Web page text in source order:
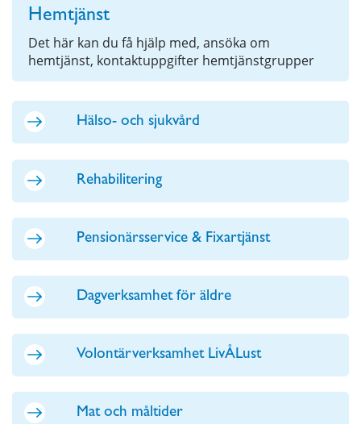
Hemtjänst
Det här kan du få hjälp med, ansöka om
hemtjänst, kontaktuppgifter hemtjänstgrupper
Hälso- och sjukvård
Rehabilitering
Pensionärsservice & Fixartjänst
Dagverksamhet för äldre
Volontärverksamhet LivÅLust
Mat och måltider